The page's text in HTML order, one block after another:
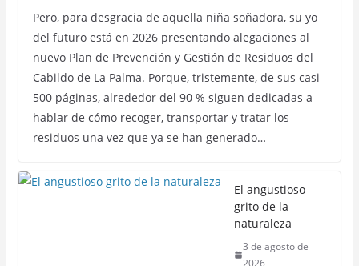
Pero, para desgracia de aquella niña soñadora, su yo
del futuro está en 2026 presentando alegaciones al
nuevo Plan de Prevención y Gestión de Residuos del
Cabildo de La Palma. Porque, tristemente, de sus casi
500 páginas, alrededor del 90 % siguen dedicadas a
hablar de cómo recoger, transportar y tratar los
residuos una vez que ya se han generado…
El angustioso
grito de la
naturaleza
3 de agosto de
2026